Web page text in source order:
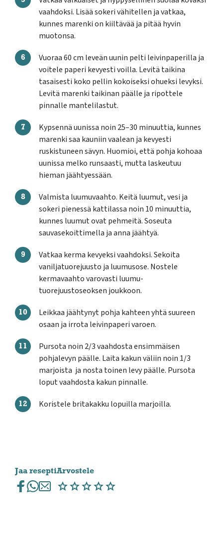
vaahdoksi. Lisää sokeri vähitellen ja vatkaa,
kunnes marenki on kiiltävää ja pitää hyvin
muotonsa.
Vuoraa 60 cm leveän uunin pelti leivinpaperilla ja
voitele paperi kevyesti voilla. Levitä taikina
tasaisesti koko pellin kokoiseksi ohueksi levyksi.
Levitä marenki taikinan päälle ja ripottele
pinnalle mantelilastut.
Kypsennä uunissa noin 25–30 minuuttia, kunnes
marenki saa kauniin vaalean ja kevyesti
ruskistuneen sävyn. Huomioi, että pohja kohoaa
uunissa melko runsaasti, mutta laskeutuu
hieman jäähtyessään.
Valmista luumuvaahto. Keitä luumut, vesi ja
sokeri pienessä kattilassa noin 10 minuuttia,
kunnes luumut ovat pehmeitä. Soseuta
sauvasekoittimella ja anna jäähtyä.
Vatkaa kerma kevyeksi vaahdoksi. Sekoita
vaniljatuorejuusto ja luumusose. Nostele
kermavaahto varovasti luumu-
tuorejuustoseoksen joukkoon.
Leikkaa jäähtynyt pohja kahteen yhtä suureen
osaan ja irrota leivinpaperi varoen.
Pursota noin 2/3 vaahdosta ensimmäisen
pohjalevyn päälle. Laita kakun väliin noin 1/3
marjoista ja nosta toinen levy päälle. Pursota
loput vaahdosta kakun pinnalle.
Koristele britakakku lopuilla marjoilla.
Jaa reseptiArvostele